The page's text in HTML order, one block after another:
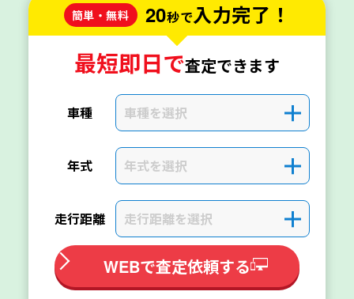
簡単・無料
20秒で入力完了！
最短即日で査定できます
車種 車種を選択 ＋
年式 年式を選択 ＋
走行距離 走行距離を選択 ＋
WEBで査定依頼する